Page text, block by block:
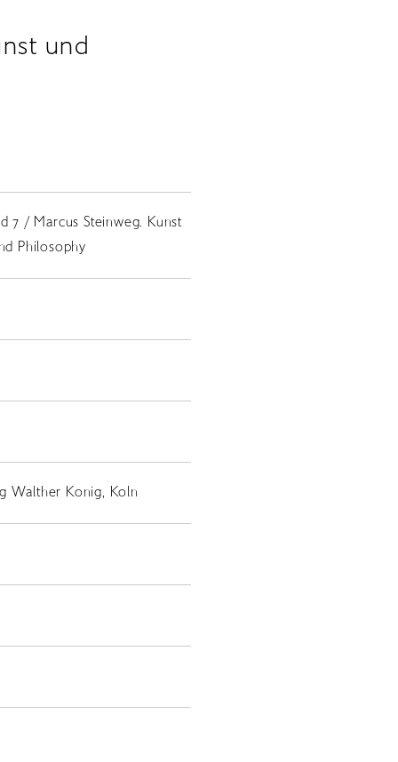
und
7 / Marcus Steinweg. Kunst
Philosophy
Walther Konig, Koln